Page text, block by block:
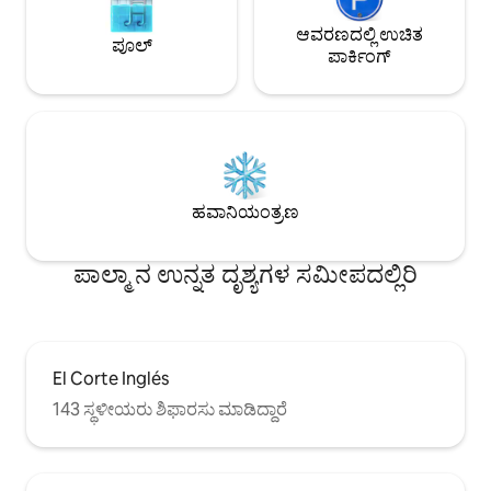
toallas, secador de pelo, papel higiénico
y artículos esenciales. El suelo de baldosa
y la decoración funcional crean un
dispone de ascensor para acceder
agradable y sin complicaciones. Hay
ಪೂಲ್
ಆವರಣದಲ್ಲಿ ಉಚಿತ
ಪಾರ್ಕಿಂಗ್
ಹವಾನಿಯಂತ್ರಣ
ಪಾಲ್ಮಾ ನ ಉನ್ನತ ದೃಶ್ಯಗಳ ಸಮೀಪದಲ್ಲಿರಿ
El Corte Inglés
143 ಸ್ಥಳೀಯರು ಶಿಫಾರಸು ಮಾಡಿದ್ದಾರೆ